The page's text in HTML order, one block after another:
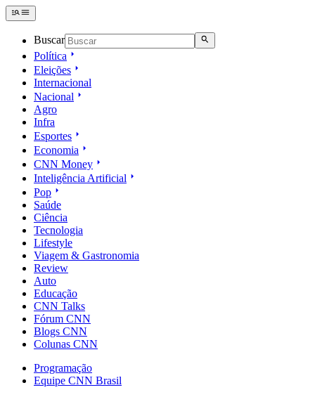
Buscar
Política
Eleições
Internacional
Nacional
Agro
Infra
Esportes
Economia
CNN Money
Inteligência Artificial
Pop
Saúde
Ciência
Tecnologia
Lifestyle
Viagem & Gastronomia
Review
Auto
Educação
CNN Talks
Fórum CNN
Blogs CNN
Colunas CNN
Programação
Equipe CNN Brasil